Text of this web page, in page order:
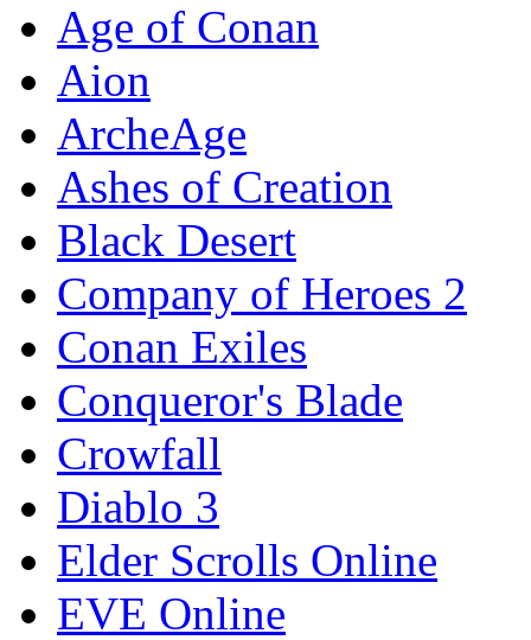
Age of Conan
Aion
ArcheAge
Ashes of Creation
Black Desert
Company of Heroes 2
Conan Exiles
Conqueror's Blade
Crowfall
Diablo 3
Elder Scrolls Online
EVE Online